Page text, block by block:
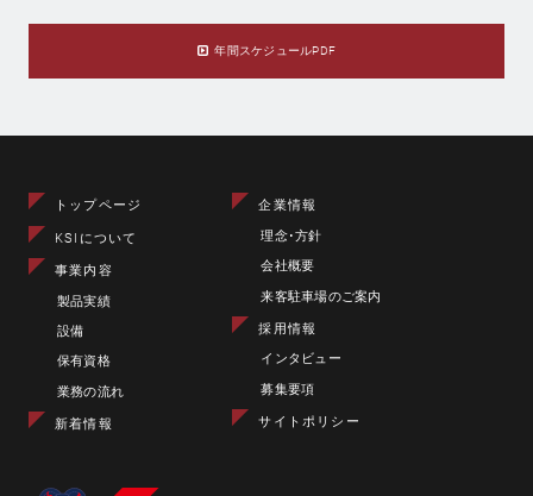
年間スケジュールPDF
トップページ
KSIについて
事業内容
製品実績
設備
保有資格
業務の流れ
新着情報
企業情報
理念･方針
会社概要
来客駐車場のご案内
採用情報
インタビュー
募集要項
サイトポリシー